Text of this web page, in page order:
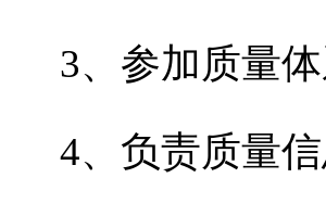
3、参加质量体
4、负责质量信